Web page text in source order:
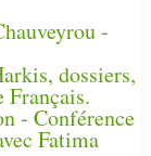
-
dossiers,
Français.
- Conférence
Fatima